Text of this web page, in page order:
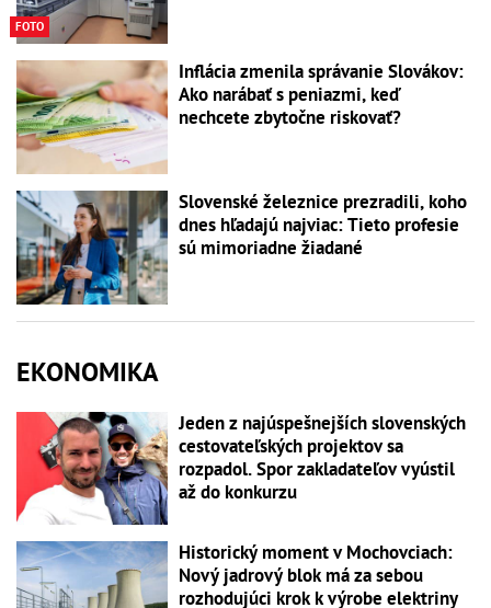
FOTO
Inflácia zmenila správanie Slovákov:
Ako narábať s peniazmi, keď
nechcete zbytočne riskovať?
Slovenské železnice prezradili, koho
dnes hľadajú najviac: Tieto profesie
sú mimoriadne žiadané
EKONOMIKA
Jeden z najúspešnejších slovenských
cestovateľských projektov sa
rozpadol. Spor zakladateľov vyústil
až do konkurzu
Historický moment v Mochovciach:
Nový jadrový blok má za sebou
rozhodujúci krok k výrobe elektriny